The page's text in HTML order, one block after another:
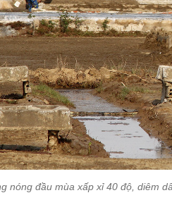
nóng đầu mùa xấp xỉ 40 độ, diêm